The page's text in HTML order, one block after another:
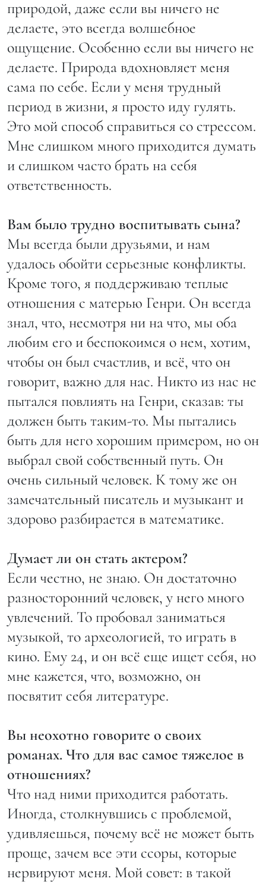
природой, даже если вы ничего не
делаете, это всегда волшебное
ощущение. Особенно если вы ничего не
делаете. Природа вдохновляет меня
сама по себе. Если у меня трудный
период в жизни, я просто иду гулять.
Это мой способ справиться со стрессом.
Мне слишком много приходится думать
и слишком часто брать на себя
ответственность.
Вам было трудно воспитывать сына?
Мы всегда были друзьями, и нам
удалось обойти серьезные конфликты.
Кроме того, я поддерживаю теплые
отношения с матерью Генри. Он всегда
знал, что, несмотря ни на что, мы оба
любим его и беспокоимся о нем, хотим,
чтобы он был счастлив, и всё, что он
говорит, важно для нас. Никто из нас не
пытался повлиять на Генри, сказав: ты
должен быть таким-то. Мы пытались
быть для него хорошим примером, но он
выбрал свой собственный путь. Он
очень сильный человек. К тому же он
замечательный писатель и музыкант и
здорово разбирается в математике.
Думает ли он стать актером?
Если честно, не знаю. Он достаточно
разносторонний человек, у него много
увлечений. То пробовал заниматься
музыкой, то археологией, то играть в
кино. Ему 24, и он всё еще ищет себя, но
мне кажется, что, возможно, он
посвятит себя литературе.
Вы неохотно говорите о своих
романах. Что для вас самое тяжелое в
отношениях?
Что над ними приходится работать.
Иногда, столкнувшись с проблемой,
удивляешься, почему всё не может быть
проще, зачем все эти ссоры, которые
нервируют меня. Мой совет: в такой